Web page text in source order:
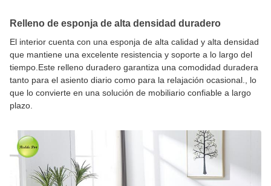
Relleno de esponja de alta densidad duradero
El interior cuenta con una esponja de alta calidad y alta densidad
que mantiene una excelente resistencia y soporte a lo largo del
tiempo.Este relleno duradero garantiza una comodidad duradera
tanto para el asiento diario como para la relajación ocasional., lo
que lo convierte en una solución de mobiliario confiable a largo
plazo.